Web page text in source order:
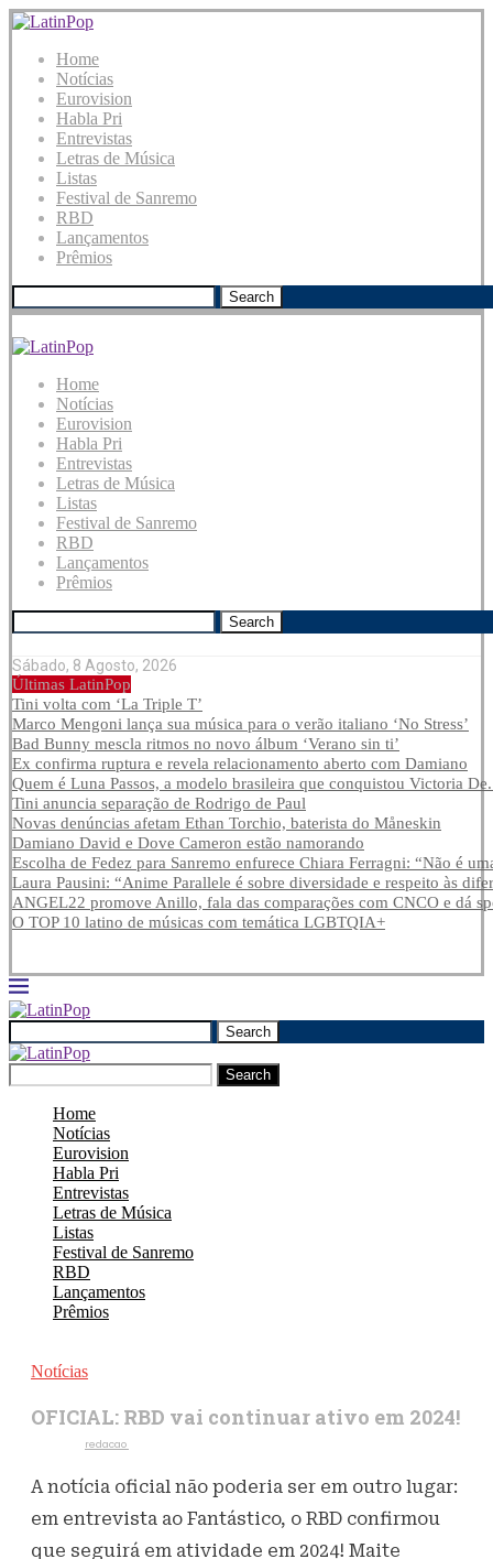
Home
Notícias
Eurovision
Habla Pri
Entrevistas
Letras de Música
Listas
Festival de Sanremo
RBD
Lançamentos
Prêmios
Search
Home
Notícias
Eurovision
Habla Pri
Entrevistas
Letras de Música
Listas
Festival de Sanremo
RBD
Lançamentos
Prêmios
Search
Sábado, 8 Agosto, 2026
Últimas LatinPop
Tini volta com ‘La Triple T’
Marco Mengoni lança sua música para o verão italiano ‘No Stress’
Bad Bunny mescla ritmos no novo álbum ‘Verano sin ti’
Ex confirma ruptura e revela relacionamento aberto com Damiano
Quem é Luna Passos, a modelo brasileira que conquistou Victoria
Tini anuncia separação de Rodrigo de Paul
Novas denúncias afetam Ethan Torchio, baterista do Måneskin
Damiano David e Dove Cameron estão namorando
Escolha de Fedez para Sanremo enfurece Chiara Ferragni: “Não é
Laura Pausini: “Anime Parallele é sobre diversidade e respeito às
ANGEL22 promove Anillo, fala das comparações com CNCO e dá
O TOP 10 latino de músicas com temática LGBTQIA+
Search
Search
Home
Notícias
Eurovision
Habla Pri
Entrevistas
Letras de Música
Listas
Festival de Sanremo
RBD
Lançamentos
Prêmios
Notícias
OFICIAL: RBD vai continuar ativo em 2024!
redacao
A notícia oficial não poderia ser em outro lugar:
em entrevista ao Fantástico, o RBD confirmou
que seguirá em atividade em 2024! Maite